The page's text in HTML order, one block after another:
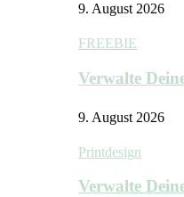
9. August 2026
FREEBIE
Verwalte
9. August 2026
Printdesign
Verwalte